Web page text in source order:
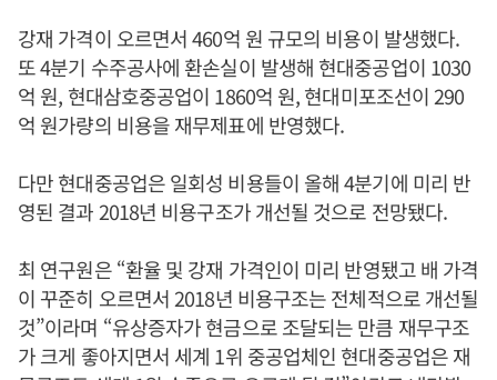
강재 가격이 오르면서 460억 원 규모의 비용이 발생했다.
또 4분기 수주공사에 환손실이 발생해 현대중공업이 1030
억 원, 현대삼호중공업이 1860억 원, 현대미포조선이 290
억 원가량의 비용을 재무제표에 반영했다.
다만 현대중공업은 일회성 비용들이 올해 4분기에 미리 반
영된 결과 2018년 비용구조가 개선될 것으로 전망됐다.
최 연구원은 “환율 및 강재 가격인이 미리 반영됐고 배 가격
이 꾸준히 오르면서 2018년 비용구조는 전체적으로 개선될
것”이라며 “유상증자가 현금으로 조달되는 만큼 재무구조
가 크게 좋아지면서 세계 1위 중공업체인 현대중공업은 재